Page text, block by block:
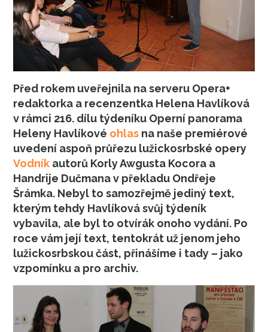
Před rokem uveřejnila na serveru Opera+
redaktorka a recenzentka Helena Havlíková
v rámci 216. dílu týdeníku Operní panorama
Heleny Havlíkové ohlas na naše premiérové
uvedení aspoň průřezu lužickosrbské opery
Vodník autorů Korly Awgusta Kocora a
Handrije Dučmana v překladu Ondřeje
Šrámka. Nebyl to samozřejmě jediný text,
kterým tehdy Havlíková svůj týdeník
vybavila, ale byl to otvírák onoho vydání. Po
roce vám její text, tentokrát už jenom jeho
lužickosrbskou část, přinášíme i tady – jako
vzpomínku a pro archiv.